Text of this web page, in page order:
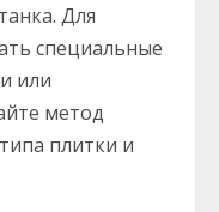
Для
специальные
или
метод
плитки и